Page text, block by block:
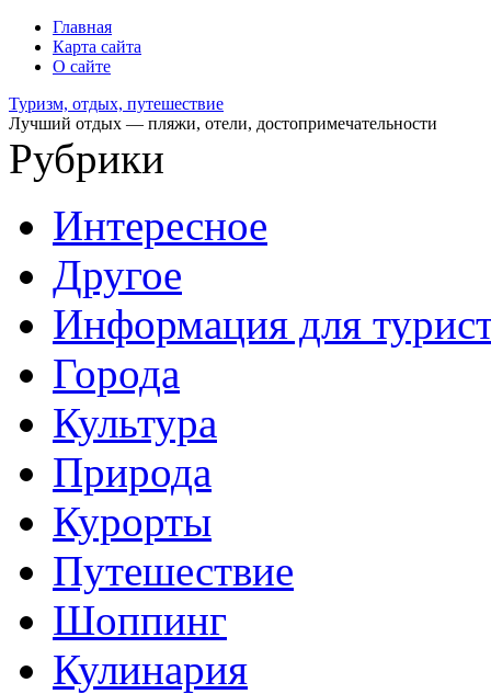
Главная
Карта сайта
О сайте
Туризм, отдых, путешествие
Лучший отдых — пляжи, отели, достопримечательности
Рубрики
Интересное
Другое
Информация для
Города
Культура
Природа
Курорты
Путешествие
Шоппинг
Кулинария